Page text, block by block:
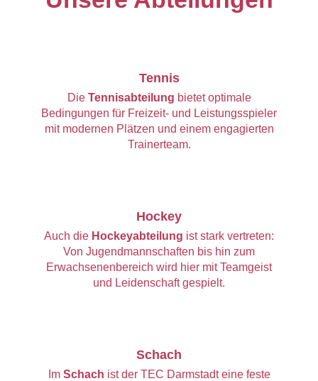
Tennis
Die Tennisabteilung bietet optimale
Bedingungen für Freizeit- und Leistungsspieler
mit modernen Plätzen und einem engagierten
Trainerteam.
Hockey
Auch die Hockeyabteilung ist stark vertreten:
Von Jugendmannschaften bis hin zum
Erwachsenenbereich wird hier mit Teamgeist
und Leidenschaft gespielt.
Schach
Im Schach ist der TEC Darmstadt eine feste